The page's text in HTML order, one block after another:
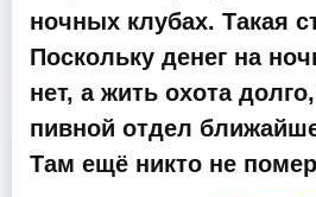
ночных клубах. Такая
Поскольку денег на
нет, а жить охота
пивной отдел
Там ещё никто не